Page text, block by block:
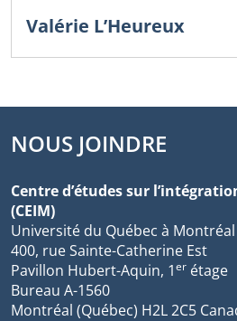
Valérie L’Heureux
NOUS JOINDRE
Centre d’études sur
(CEIM)
Université du Québec à Montréal
400, rue Sainte-Catherine Est
Pavillon Hubert-Aquin, 1er étage
Bureau A-1560
Montréal (Québec) H2L 2C5